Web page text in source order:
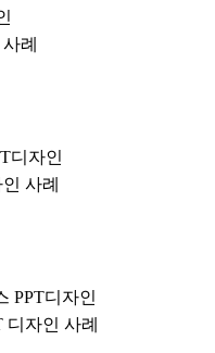
운영보고용 PPT 디자인
례
소개/제안용 PPT 디자인
디자인
사례
소개 및 제안용 PPT 디자
PPT디자인
디자인 사례